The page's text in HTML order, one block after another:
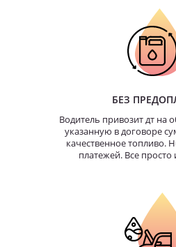
БЕЗ
Водитель привозит дт на
указанную в договоре
качественное топливо.
платежей. Все